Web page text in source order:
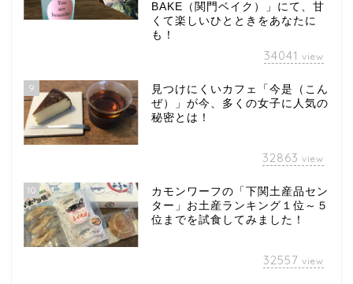
BAKE（関門ベイク）」にて、甘
くて楽しいひとときをあなたに
も！
34041 view
9
見つけにくいカフェ「今是（こん
ぜ）」が今、多くの女子に人気の
秘密とは！
32863 view
10
カモンワーフの「下関土産品セン
ター」お土産ランキング１位～５
位までを試食してみました！
32557 view